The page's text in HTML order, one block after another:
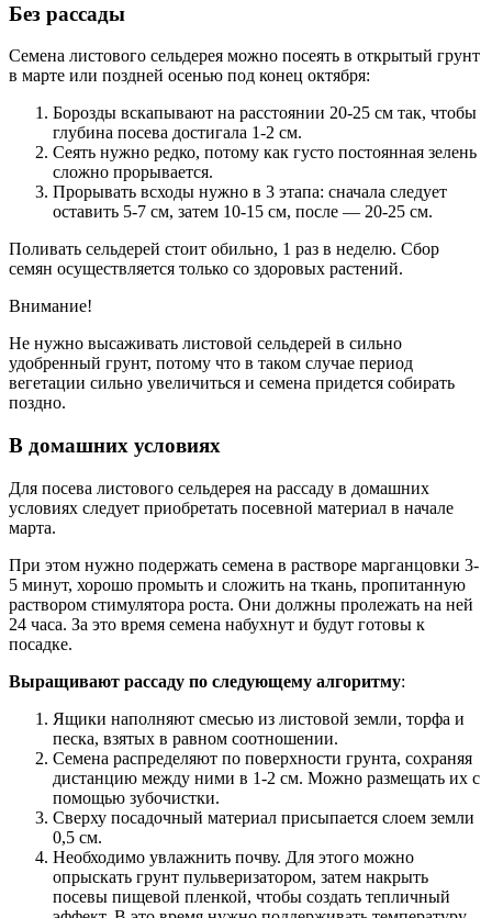
Без рассады
Семена листового сельдерея можно посеять в открытый грунт
в марте или поздней осенью под конец октября:
Борозды вскапывают на расстоянии 20-25 см так, чтобы
глубина посева достигала 1-2 см.
Сеять нужно редко, потому как густо постоянная зелень
сложно прорывается.
Прорывать всходы нужно в 3 этапа: сначала следует
оставить 5-7 см, затем 10-15 см, после — 20-25 см.
Поливать сельдерей стоит обильно, 1 раз в неделю. Сбор
семян осуществляется только со здоровых растений.
Внимание!
Не нужно высаживать листовой сельдерей в сильно
удобренный грунт, потому что в таком случае период
вегетации сильно увеличиться и семена придется собирать
поздно.
В домашних условиях
Для посева листового сельдерея на рассаду в домашних
условиях следует приобретать посевной материал в начале
марта.
При этом нужно подержать семена в растворе марганцовки 3-
5 минут, хорошо промыть и сложить на ткань, пропитанную
раствором стимулятора роста. Они должны пролежать на ней
24 часа. За это время семена набухнут и будут готовы к
посадке.
Выращивают рассаду по следующему алгоритму:
Ящики наполняют смесью из листовой земли, торфа и
песка, взятых в равном соотношении.
Семена распределяют по поверхности грунта, сохраняя
дистанцию между ними в 1-2 см. Можно размещать их с
помощью зубочистки.
Сверху посадочный материал присыпается слоем земли
0,5 см.
Необходимо увлажнить почву. Для этого можно
опрыскать грунт пульверизатором, затем накрыть
посевы пищевой пленкой, чтобы создать тепличный